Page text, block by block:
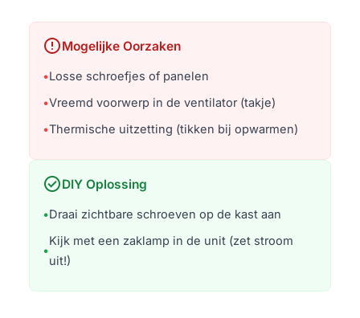
errorMogelijke Oorzaken
•Losse schroefjes of panelen
•Vreemd voorwerp in de ventilator (takje)
•Thermische uitzetting (tikken bij opwarmen)
check_circleDIY Oplossing
•Draai zichtbare schroeven op de kast aan
•
Kijk met een zaklamp in de unit (zet stroom
uit!)